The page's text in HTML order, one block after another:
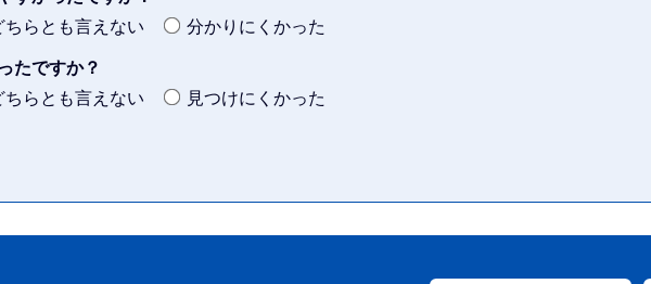
ちらとも言えない 分かりにくかった
たですか？
ちらとも言えない 見つけにくかった